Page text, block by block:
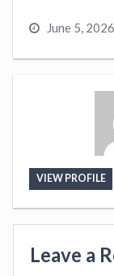
June 5, 2026
VIEW PROFILE
Leave a